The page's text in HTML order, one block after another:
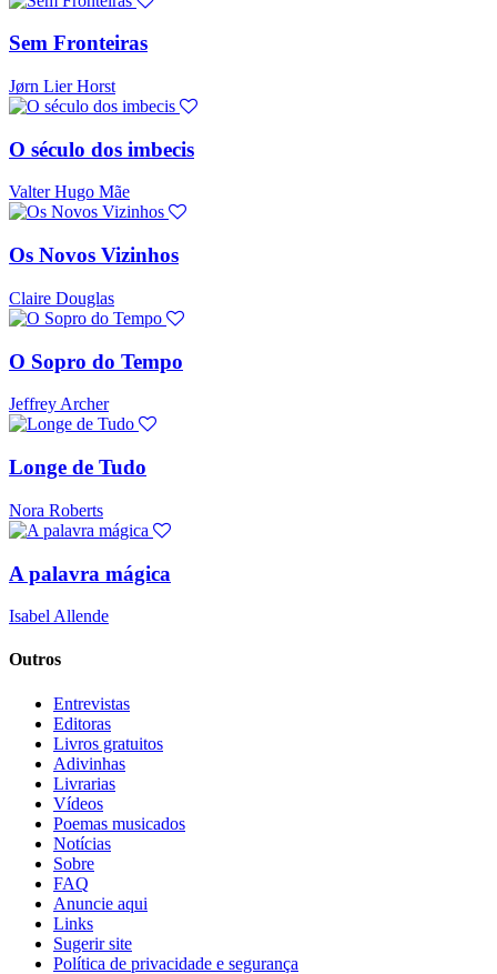
Sem Fronteiras
Jørn Lier Horst
O século dos imbecis
Valter Hugo Mãe
Os Novos Vizinhos
Claire Douglas
O Sopro do Tempo
Jeffrey Archer
Longe de Tudo
Nora Roberts
A palavra mágica
Isabel Allende
Outros
Entrevistas
Editoras
Livros gratuitos
Adivinhas
Livrarias
Vídeos
Poemas musicados
Notícias
Sobre
FAQ
Anuncie aqui
Links
Sugerir site
Política de privacidade e segurança